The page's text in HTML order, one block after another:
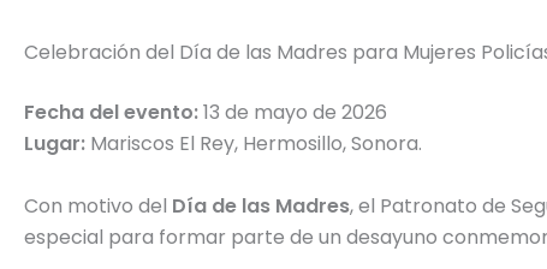
Celebración del Día de las Madres para Mujeres
Fecha del evento:13 de mayo de 2026
Lugar: Mariscos El Rey, Hermosillo, Sonora.
Con motivo del Día de las Madres, el Patronato de
especial para formar parte de un desayuno